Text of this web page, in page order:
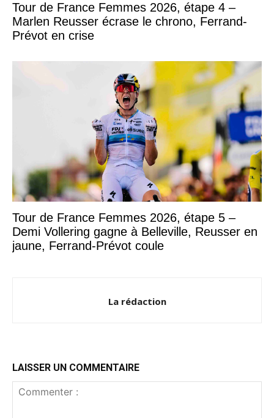
Tour de France Femmes 2026, étape 4 –
Marlen Reusser écrase le chrono, Ferrand-
Prévot en crise
Tour de France Femmes 2026, étape 5 –
Demi Vollering gagne à Belleville, Reusser en
jaune, Ferrand-Prévot coule
La rédaction
LAISSER UN COMMENTAIRE